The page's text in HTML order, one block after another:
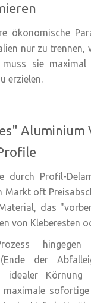
ökonomische
nur zu trennen,
sie maximal
erzielen.
Aluminium
durch Profil-
Markt oft
das
von Kleberesten
der
Körnung